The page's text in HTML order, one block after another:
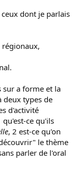
dont je parlais
sur a forme et la
deux types de
d'activité
ce qu'ils
, 2 est-ce qu'on
le thème
parler de l'oral